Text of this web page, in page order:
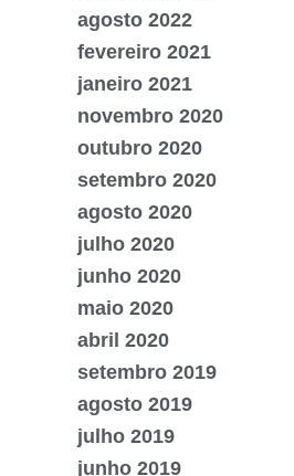
agosto 2022
fevereiro 2021
janeiro 2021
novembro 2020
outubro 2020
setembro 2020
agosto 2020
julho 2020
junho 2020
maio 2020
abril 2020
setembro 2019
agosto 2019
julho 2019
junho 2019